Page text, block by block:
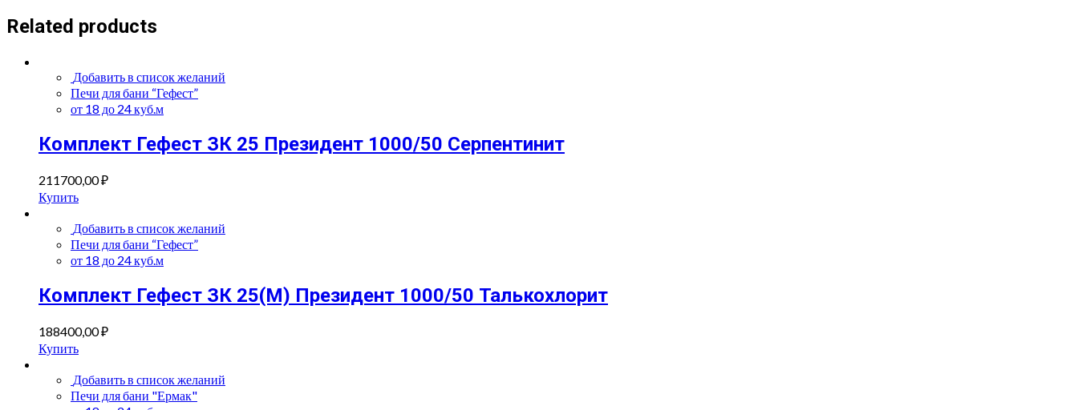
Related products
Добавить в список желаний
Печи для бани “Гефест”
от 18 до 24 куб.м
Комплект Гефест ЗК 25 Президент 1000/50 Серпентинит
211700,00₽
Купить
Добавить в список желаний
Печи для бани “Гефест”
от 18 до 24 куб.м
Комплект Гефест ЗК 25(М) Президент 1000/50 Талькохлорит
188400,00₽
Купить
Добавить в список желаний
Печи для бани "Ермак"